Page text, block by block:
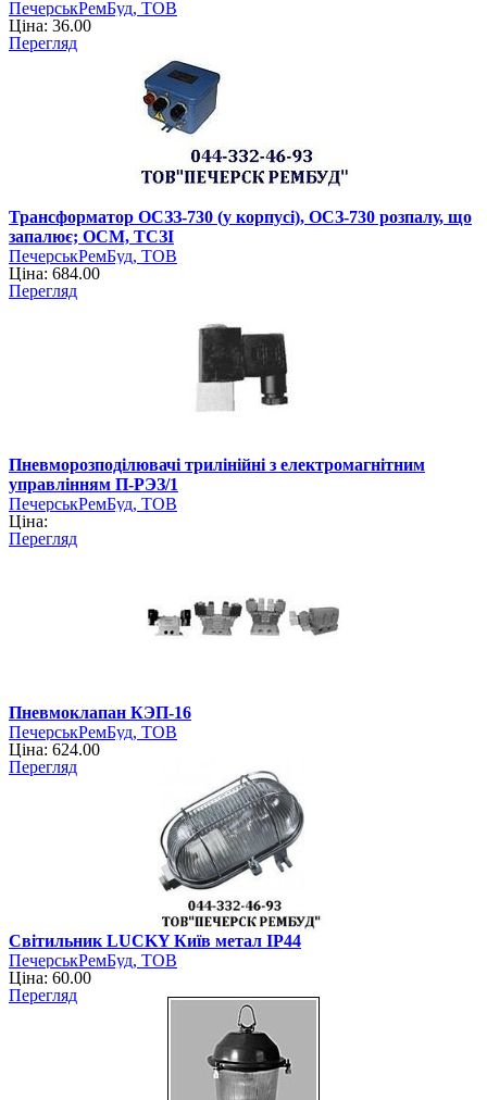
ПечерськРемБуд, ТОВ
Ціна: 36.00
Перегляд
Трансформатор ОСЗЗ-730 (у корпусі), ОСЗ-730 розпалу, що
запалює; ОСМ, ТСЗІ
ПечерськРемБуд, ТОВ
Ціна: 684.00
Перегляд
Пневморозподілювачі трилінійні з електромагнітним
управлінням П-РЭЗ/1
ПечерськРемБуд, ТОВ
Ціна:
Перегляд
Пневмоклапан КЭП-16
ПечерськРемБуд, ТОВ
Ціна: 624.00
Перегляд
Світильник LUCKY Київ метал IP44
ПечерськРемБуд, ТОВ
Ціна: 60.00
Перегляд